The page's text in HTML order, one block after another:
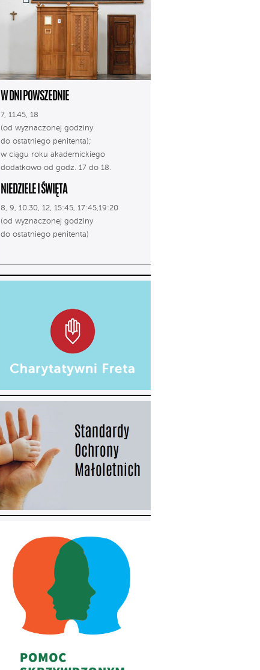
W DNI POWSZEDNIE
7, 11.45, 18
(od wyznaczonej godziny
do ostatniego penitenta);
w ciągu roku akademickiego
dodatkowo od godz. 17 do 18.
NIEDZIELE I ŚWIĘTA
8, 9, 10.30, 12, 15:45, 17:45,19:20
(od wyznaczonej godziny
do ostatniego penitenta)